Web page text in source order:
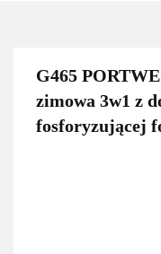
G465
zimowa 3w1 z
fosforyzującej